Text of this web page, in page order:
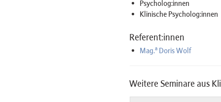
Psycholog:innen
Klinische Psycholog:innen
Referent:innen
Mag.a Doris Wolf
Weitere Seminare aus